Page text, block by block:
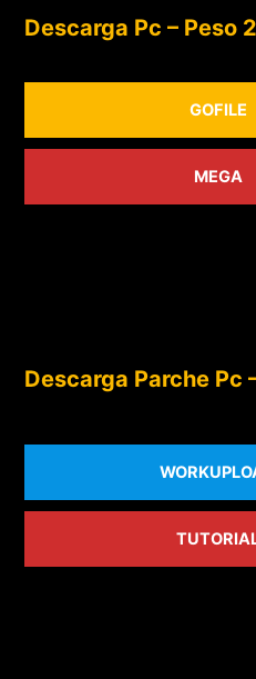
Descarga Pc – Peso
GOFILE
MEGA
Descarga Parche Pc